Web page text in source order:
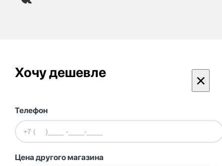
Хочу дешевле ×
Телефон
Цена другого магазина